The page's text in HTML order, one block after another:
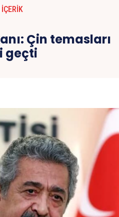
Çin temasları
geçti